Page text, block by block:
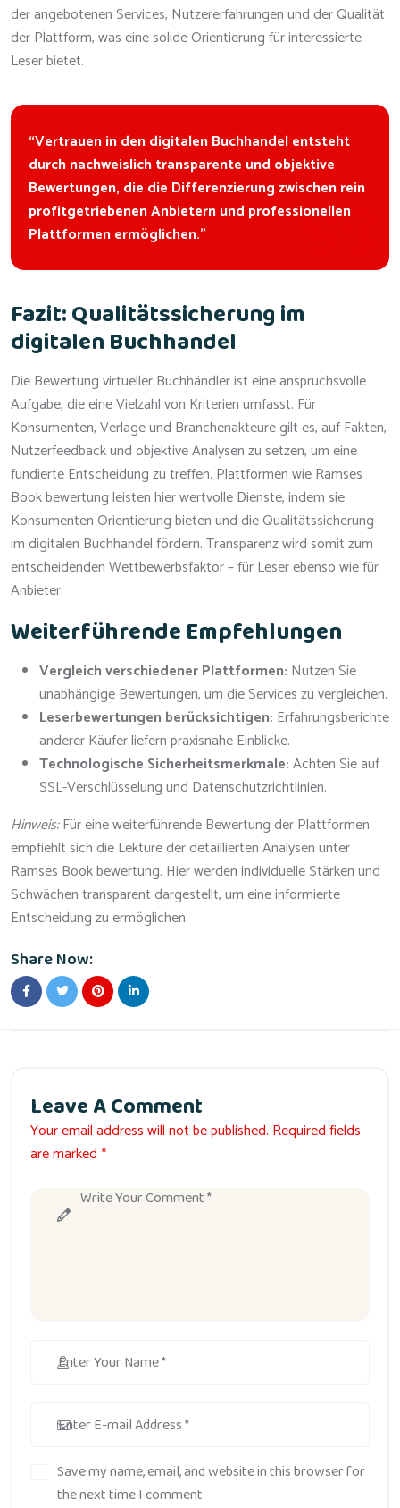
der angebotenen Services, Nutzererfahrungen und der Qualität
der Plattform, was eine solide Orientierung für interessierte
Leser bietet.
“Vertrauen in den digitalen Buchhandel entsteht
durch nachweislich transparente und objektive
Bewertungen, die die Differenzierung zwischen rein
profitgetriebenen Anbietern und professionellen
Plattformen ermöglichen.”
Fazit: Qualitätssicherung im
digitalen Buchhandel
Die Bewertung virtueller Buchhändler ist eine anspruchsvolle
Aufgabe, die eine Vielzahl von Kriterien umfasst. Für
Konsumenten, Verlage und Branchenakteure gilt es, auf Fakten,
Nutzerfeedback und objektive Analysen zu setzen, um eine
fundierte Entscheidung zu treffen. Plattformen wie Ramses
Book bewertung leisten hier wertvolle Dienste, indem sie
Konsumenten Orientierung bieten und die Qualitätssicherung
im digitalen Buchhandel fördern. Transparenz wird somit zum
entscheidenden Wettbewerbsfaktor – für Leser ebenso wie für
Anbieter.
Weiterführende Empfehlungen
Vergleich verschiedener Plattformen: Nutzen Sie
unabhängige Bewertungen, um die Services zu vergleichen.
Leserbewertungen berücksichtigen: Erfahrungsberichte
anderer Käufer liefern praxisnahe Einblicke.
Technologische Sicherheitsmerkmale:Achten Sie auf
SSL-Verschlüsselung und Datenschutzrichtlinien.
Hinweis:Für eine weiterführende Bewertung der Plattformen
empfiehlt sich die Lektüre der detaillierten Analysen unter
Ramses Book bewertung. Hier werden individuelle Stärken und
Schwächen transparent dargestellt, um eine informierte
Entscheidung zu ermöglichen.
Share Now:
Leave A Comment
Your email address will not be published. Required fields
are marked *
Save my name, email, and website in this browser for
the next time I comment.